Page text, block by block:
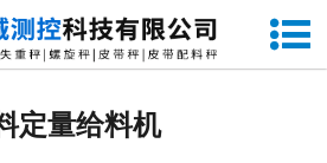
网站首页
定量给料机